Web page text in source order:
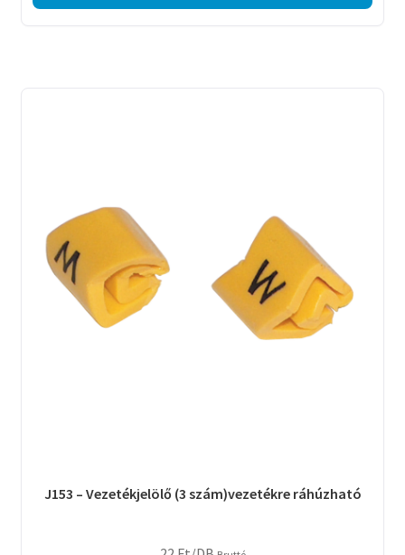
J153 – Vezetékjelölő (3 szám)vezetékre ráhúzható